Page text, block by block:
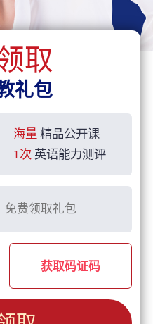
取
礼包
海量 精品公开课
1次 英语能力测评
获取码证码